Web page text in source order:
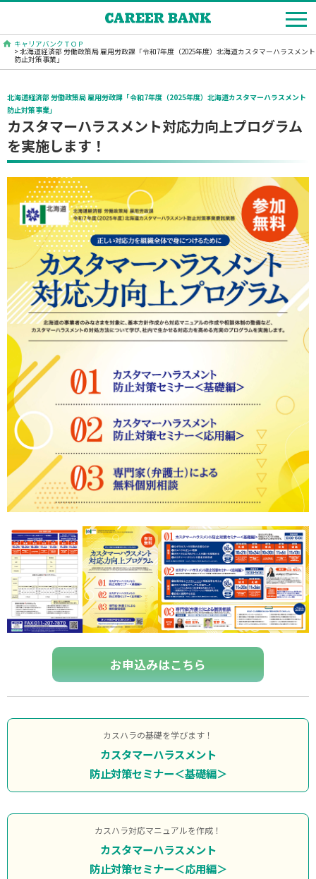
キャリアバンクＴＯＰ
> 北海道経済部 労働政策局 雇用労政課「令和7年度（2025年度）北海道カスタマーハラスメント
防止対策事業」
北海道経済部 労働政策局 雇用労政課「令和7年度（2025年度）北海道カスタマーハラスメント
防止対策事業」
カスタマーハラスメント対応力向上プログラム
を実施します！
お申込みはこちら
カスハラの基礎を学びます！
カスタマーハラスメント
防止対策セミナー＜基礎編＞
カスハラ対応マニュアルを作成！
カスタマーハラスメント
防止対策セミナー＜応用編＞